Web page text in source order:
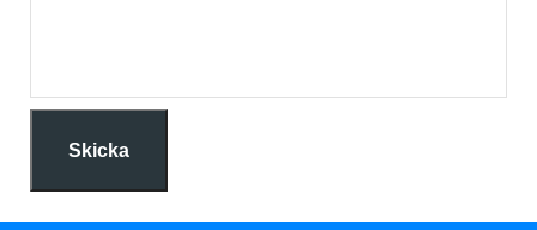
Skicka